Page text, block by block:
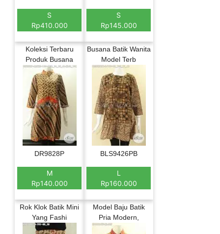
S
Rp410.000
S
Rp145.000
Koleksi Terbaru
Produk Busana
DR9828P
M
Rp140.000
Busana Batik Wanita
Model Terb
BLS9426PB
L
Rp160.000
Rok Klok Batik Mini
Yang Fashi
Model Baju Batik
Pria Modern,